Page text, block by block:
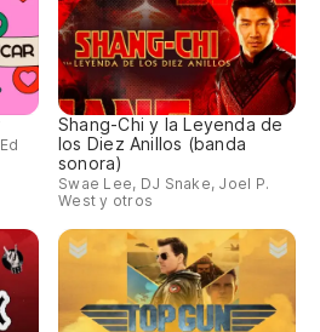
Shang-Chi y la Leyenda de
los Diez Anillos (banda
sonora)
Swae Lee, DJ Snake, Joel P.
West y otros